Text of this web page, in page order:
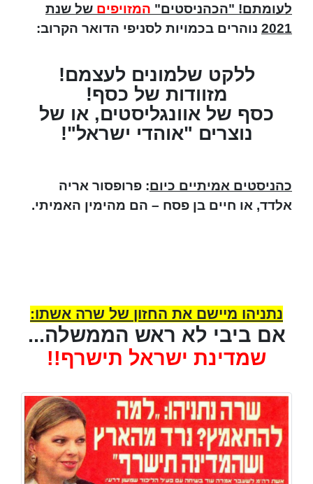
לעומתם! "הכהניסטים" המזויפים של שנת
2021 נוהרים בכמויות לסניפי הדואר הקרוב:
ללקט שלמונים לעצמם!
מזוודות של כסף!
כסף של אוונגליסטים, או של
נוצרים "אוהדי ישראל"!
כהניסטים אמיתיים כיום: פרופסור אריה
אלדד, או חיים בן פסח – הם מהימין האמיתי.
נתניהו מיישם את החזון של שרה אשתו:
אם ביבי לא ראש הממשלה...
שמדינת ישראל תישרף!!